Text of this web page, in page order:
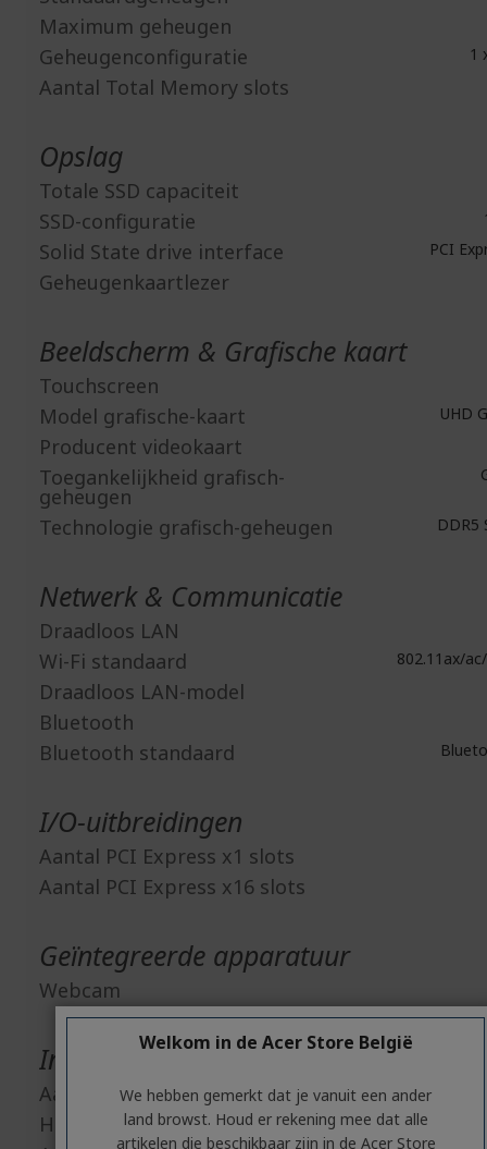
Maximum geheugen
Geheugenconfiguratie
1
Aantal Total Memory slots
Opslag
Totale SSD capaciteit
SSD-configuratie
Solid State drive interface PCI
Geheugenkaartlezer
Beeldscherm & Grafische kaart
Touchscreen
Model grafische-kaart
UHD
Producent videokaart
Toegankelijkheid grafisch-
geheugen
Technologie grafisch-geheugen DDR5
Netwerk & Communicatie
Draadloos LAN
Wi-Fi standaard
802.11ax/
Draadloos LAN-model
Bluetooth
Bluetooth standaard
I/O-uitbreidingen
Aantal PCI Express x1 slots
Aantal PCI Express x16 slots
Geïntegreerde apparatuur
Webcam
Interfaces/Poorten
Aantal HDMI aansluitingen
HDMI
Welkom in de Acer Store België
We hebben gemerkt dat je vanuit een ander
land browst. Houd er rekening mee dat alle
artikelen die beschikbaar zijn in de Acer Store